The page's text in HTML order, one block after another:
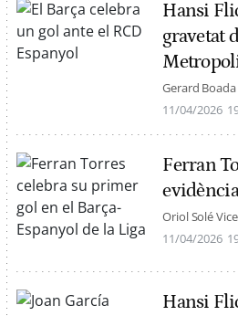
Hansi
gravetat
Gerard Boada
11/04/2026
Ferran
Oriol Solé
11/04/2026
Hansi